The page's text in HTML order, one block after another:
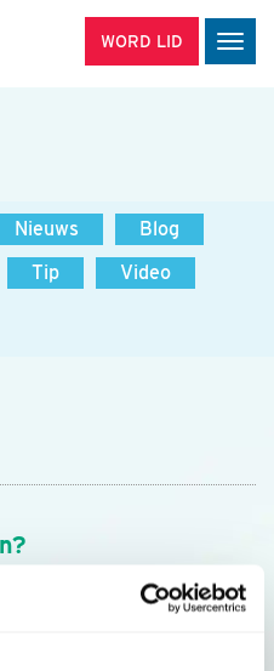
WORD LID
Nieuws
Blog
Tip
Video
inspiratie, acties en tips
Vogelbescherming.